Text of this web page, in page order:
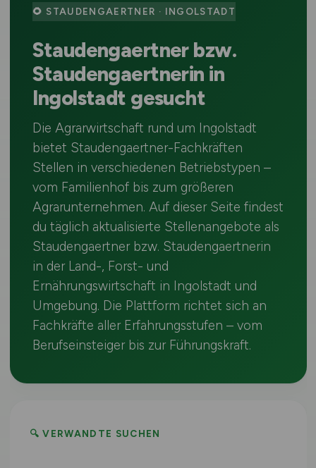
🌻 STAUDENGAERTNER · INGOLSTADT
Staudengaertner bzw.
Staudengaertnerin in
Ingolstadt gesucht
Die Agrarwirtschaft rund um Ingolstadt
bietet Staudengaertner-Fachkräften
Stellen in verschiedenen Betriebstypen –
vom Familienhof bis zum größeren
Agrarunternehmen. Auf dieser Seite findest
du täglich aktualisierte Stellenangebote als
Staudengaertner bzw. Staudengaertnerin
in der Land-, Forst- und
Ernährungswirtschaft in Ingolstadt und
Umgebung. Die Plattform richtet sich an
Fachkräfte aller Erfahrungsstufen – vom
Berufseinsteiger bis zur Führungskraft.
🔍 VERWANDTE SUCHEN